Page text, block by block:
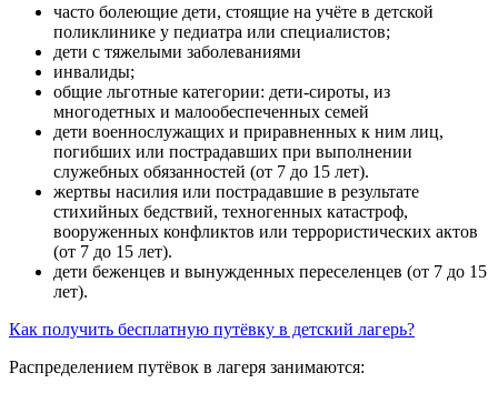
часто болеющие дети, стоящие на учёте в детской
поликлинике у педиатра или специалистов;
дети с тяжелыми заболеваниями
инвалиды;
общие льготные категории: дети-сироты, из
многодетных и малообеспеченных семей
дети военнослужащих и приравненных к ним лиц,
погибших или пострадавших при выполнении
служебных обязанностей (от 7 до 15 лет).
жертвы насилия или пострадавшие в результате
стихийных бедствий, техногенных катастроф,
вооруженных конфликтов или террористических актов
(от 7 до 15 лет).
дети беженцев и вынужденных переселенцев (от 7 до 15
лет).
Как получить бесплатную путёвку в детский лагерь?
Распределением путёвок в лагеря занимаются: